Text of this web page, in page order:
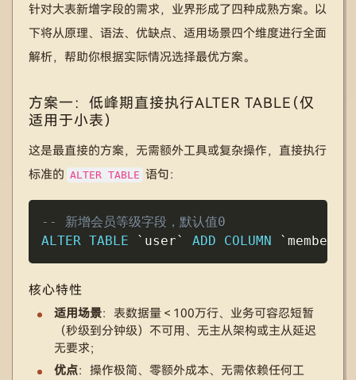
针对大表新增字段的需求，业界形成了四种成熟方案。以
下将从原理、语法、优缺点、适用场景四个维度进行全面
解析，帮助你根据实际情况选择最优方案。
方案一：低峰期直接执行ALTER TABLE（仅
适用于小表）
这是最直接的方案，无需额外工具或复杂操作，直接执行
标准的 ALTER TABLE 语句：
-- 新增会员等级字段，默认值0
ALTER TABLE ` user` ADD COLUMN `
核心特性
适用场景：表数据量＜100万行、业务可容忍短暂
（秒级到分钟级）不可用、无主从架构或主从延迟
无要求；
优点：操作极简、零额外成本、无需依赖任何工